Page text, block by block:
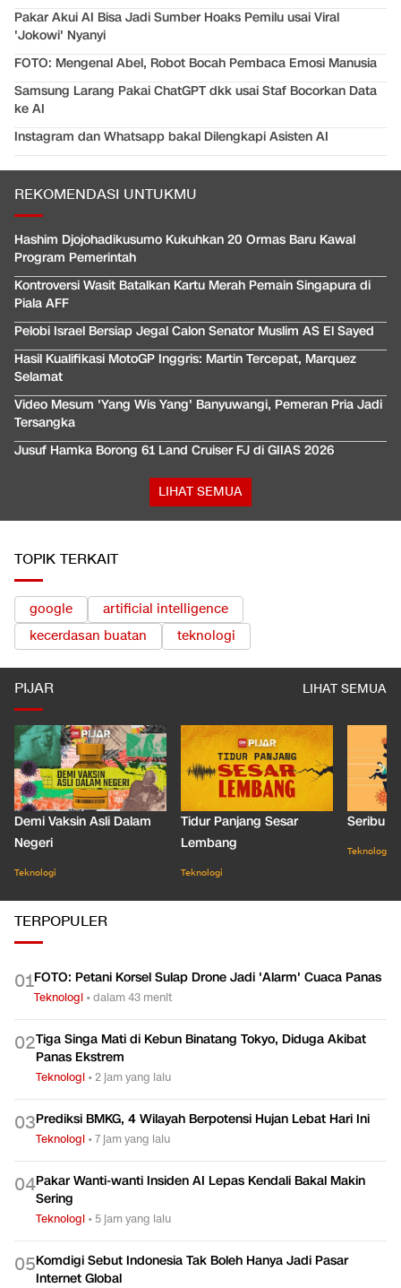
Pakar Akui AI Bisa Jadi Sumber Hoaks Pemilu usai Viral
'Jokowi' Nyanyi
FOTO: Mengenal Abel, Robot Bocah Pembaca Emosi Manusia
Samsung Larang Pakai ChatGPT dkk usai Staf Bocorkan Data
ke AI
Instagram dan Whatsapp bakal Dilengkapi Asisten AI
REKOMENDASI UNTUKMU
Hashim Djojohadikusumo Kukuhkan 20 Ormas Baru Kawal
Program Pemerintah
Kontroversi Wasit Batalkan Kartu Merah Pemain Singapura di
Piala AFF
Pelobi Israel Bersiap Jegal Calon Senator Muslim AS El Sayed
Hasil Kualifikasi MotoGP Inggris: Martin Tercepat, Marquez
Selamat
Video Mesum 'Yang Wis Yang' Banyuwangi, Pemeran Pria Jadi
Tersangka
Jusuf Hamka Borong 61 Land Cruiser FJ di GIIAS 2026
LIHAT SEMUA
TOPIK TERKAIT
google
artificial intelligence
kecerdasan buatan
teknologi
PIJAR LIHAT SEMUA
Demi Vaksin Asli Dalam
Negeri
Teknologi
Tidur Panjang Sesar
Lembang
Teknologi
Seribu
Teknologi
TERPOPULER
01FOTO: Petani Korsel Sulap Drone Jadi 'Alarm' Cuaca Panas
Teknologi •dalam 43 menit
02Tiga Singa Mati di Kebun Binatang Tokyo, Diduga Akibat
Panas Ekstrem
Teknologi •2 jam yang lalu
03Prediksi BMKG, 4 Wilayah Berpotensi Hujan Lebat Hari Ini
Teknologi •7 jam yang lalu
04Pakar Wanti-wanti Insiden AI Lepas Kendali Bakal Makin
Sering
Teknologi • 5 jam yang lalu
05Komdigi Sebut Indonesia Tak Boleh Hanya Jadi Pasar
Internet Global